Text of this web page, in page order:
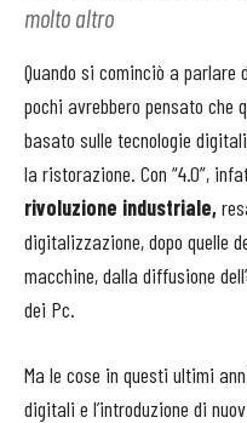
molto altro
Quando si cominciò a parlare
pochi avrebbero pensato che
basato sulle tecnologie
la ristorazione. Con “4.0”,
rivoluzione industriale,
digitalizzazione, dopo quelle
macchine, dalla diffusione
dei Pc.
Ma le cose in questi ultimi
digitali e l’introduzione di